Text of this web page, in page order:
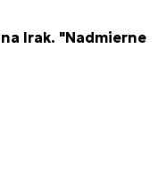
Irak. "Nadmierne